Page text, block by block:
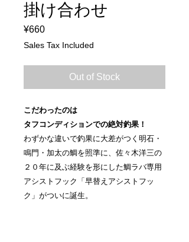
掛け合わせ
¥660Price
Sales Tax Included
Out of Stock
こだわったのは
タフコンディションでの絶対釣果！
わずかな違いで釣果に大差がつく明石・
鳴門・加太の鯛を照準に、佐々木洋三の
２０年に及ぶ経験を形にした鯛ラバ専用
アシストフック「早替えアシストフッ
ク」がついに誕生。